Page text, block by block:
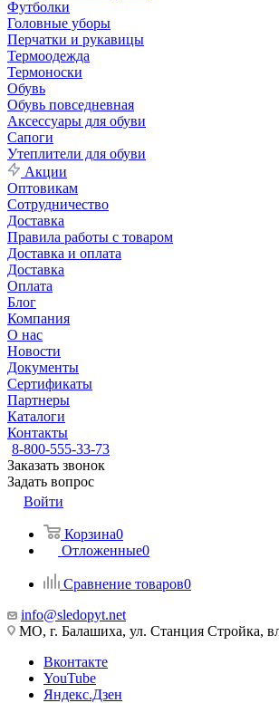
Футболки
Головные уборы
Перчатки и рукавицы
Термоодежда
Термоноски
Обувь
Обувь повседневная
Аксессуары для обуви
Сапоги
Утеплители для обуви
Акции
Оптовикам
Сотрудничество
Доставка
Правила работы с товаром
Доставка и оплата
Доставка
Оплата
Блог
Компания
О нас
Новости
Документы
Сертификаты
Партнеры
Каталоги
Контакты
8-800-555-33-73
Заказать звонок
Задать вопрос
Войти
Корзина0
Отложенные0
Сравнение товаров0
info@sledopyt.net
МО, г. Балашиха, ул. Станция Стройка,
Вконтакте
YouTube
Яндекс.Дзен